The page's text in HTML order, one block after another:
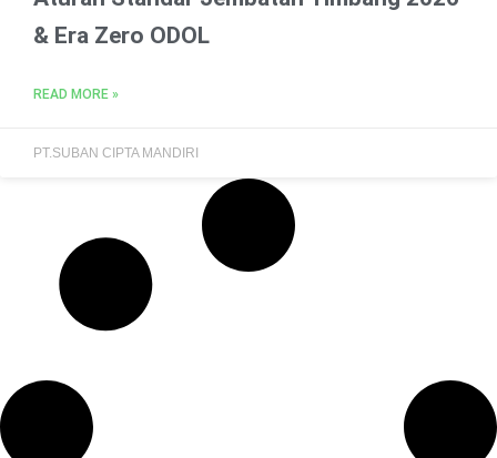
& Era Zero ODOL
READ MORE »
PT.SUBAN CIPTA MANDIRI